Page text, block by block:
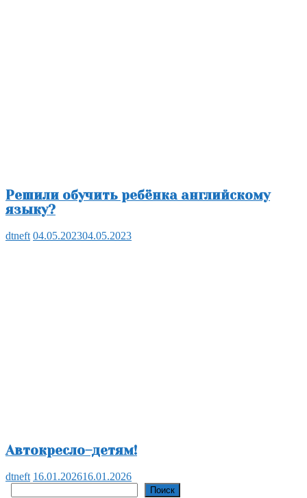
Решили обучить ребёнка английскому
языку?
dtneft 04.05.202304.05.2023
Автокресло–детям!
dtneft 16.01.202616.01.2026
Поиск